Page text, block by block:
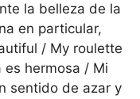
la belleza de la
en particular,
/ My roulette
es hermosa / Mi
sentido de azar y